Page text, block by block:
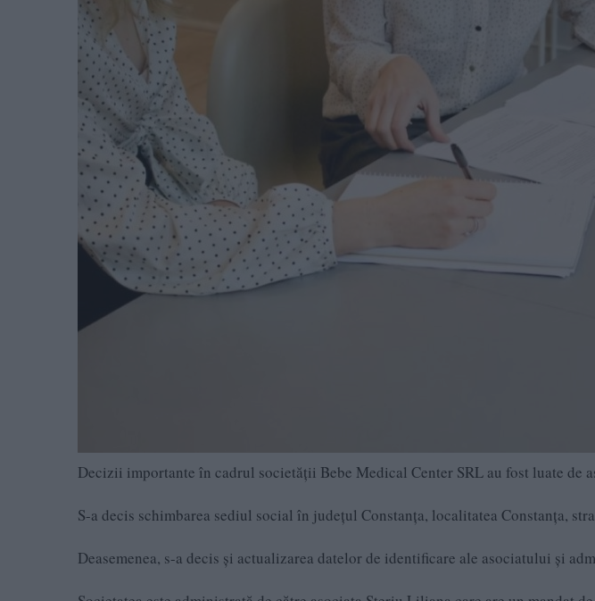
Decizii importante în cadrul societății Bebe Medical Center SRL au fost luate de
S-a decis schimbarea sediul social în judeţul Constanţa, localitatea Constanţa,
Deasemenea, s-a decis și actualizarea datelor de identificare ale asociatului şi